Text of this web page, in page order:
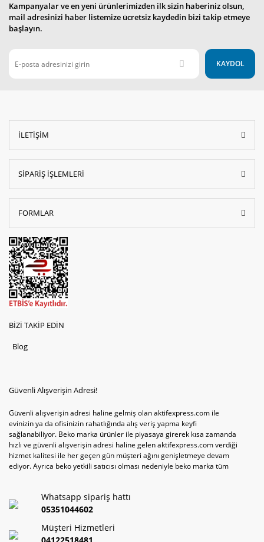
Kampanyalar ve en yeni ürünlerimizden ilk sizin haberiniz olsun,
mail adresinizi haber listemize ücretsiz kaydedin bizi takip etmeye
başlayın.
KAYDOL
İLETİŞİM
SİPARİŞ İŞLEMLERİ
FORMLAR
BİZİ TAKİP EDİN
Blog
Güvenli Alışverişin Adresi!
Güvenli alışverişin adresi haline gelmiş olan aktifexpress.com ile
evinizin ya da ofisinizin rahatlığında alış veriş yapma keyfi
sağlanabiliyor. Beko marka ürünler ile piyasaya girerek kısa zamanda
hızlı ve güvenli alışverişin adresi haline gelen aktifexpress.com verdiği
hizmet kalitesi ile her geçen gün müşteri ağını genişletmeye devam
ediyor. Ayrıca beko yetkili satıcısı olması nedeniyle beko marka tüm
televizyon ya da bulaşık makinesi değil aynı zamanda çamaşır makinesi
ve kurutma makinesi tercihlerini de hızlı ve güvenli alışveriş ile
Whatsapp sipariş hattı
05351044602
Müşteri Hizmetleri